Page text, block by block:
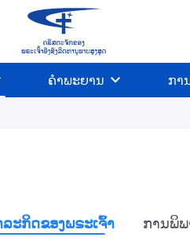
ຄຳພະຍານ ກາ
ະກິດຂອງພຣະເຈົ້າ ການພິ